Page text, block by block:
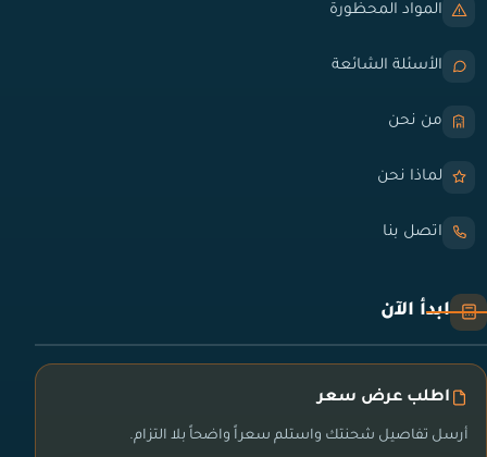
المواد المحظورة
الأسئلة الشائعة
من نحن
لماذا نحن
اتصل بنا
ابدأ الآن
اطلب عرض سعر
أرسل تفاصيل شحنتك واستلم سعراً واضحاً بلا التزام.